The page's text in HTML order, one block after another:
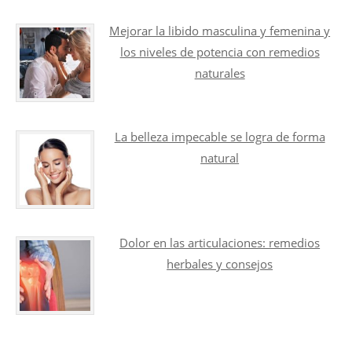
Mejorar la libido masculina y femenina y
los niveles de potencia con remedios
naturales
La belleza impecable se logra de forma
natural
Dolor en las articulaciones: remedios
herbales y consejos